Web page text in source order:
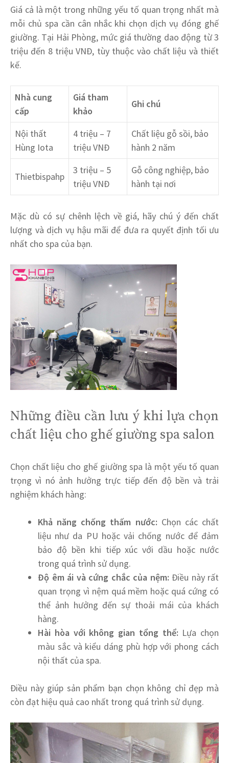
Giá cả là một trong những yếu tố quan trọng nhất mà
mỗi chủ spa cần cân nhắc khi chọn dịch vụ đóng ghế
giường. Tại Hải Phòng, mức giá thường dao động từ 3
triệu đến 8 triệu VNĐ, tùy thuộc vào chất liệu và thiết
kế.
Nhà cung
cấp
Giá tham
khảo
Ghi chú
Nội thất
Hùng Iota
4 triệu – 7
triệu VNĐ
Chất liệu gỗ sồi, bảo
hành 2 năm
Thietbispahp
3 triệu – 5
triệu VNĐ
Gỗ công nghiệp, bảo
hành tại nơi
Mặc dù có sự chênh lệch về giá, hãy chú ý đến chất
lượng và dịch vụ hậu mãi để đưa ra quyết định tối ưu
nhất cho spa của bạn.
Những điều cần lưu ý khi lựa chọn
chất liệu cho ghế giường spa salon
Chọn chất liệu cho ghế giường spa là một yếu tố quan
trọng vì nó ảnh hưởng trực tiếp đến độ bền và trải
nghiệm khách hàng:
Khả năng chống thấm nước: Chọn các chất
liệu như da PU hoặc vải chống nước để đảm
bảo độ bền khi tiếp xúc với dầu hoặc nước
trong quá trình sử dụng.
Độ êm ái và cứng chắc của nệm: Điều này rất
quan trọng vì nệm quá mềm hoặc quá cứng có
thể ảnh hưởng đến sự thoải mái của khách
hàng.
Hài hòa với không gian tổng thể: Lựa chọn
màu sắc và kiểu dáng phù hợp với phong cách
nội thất của spa.
Điều này giúp sản phẩm bạn chọn không chỉ đẹp mà
còn đạt hiệu quả cao nhất trong quá trình sử dụng.